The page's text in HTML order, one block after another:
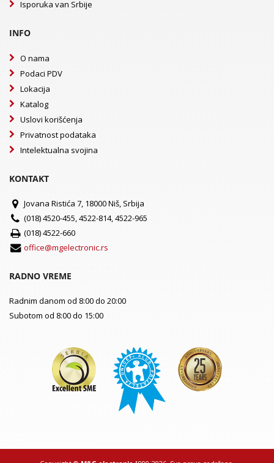
Isporuka van Srbije
INFO
O nama
Podaci PDV
Lokacija
Katalog
Uslovi korišćenja
Privatnost podataka
Intelektualna svojina
KONTAKT
Jovana Ristića 7, 18000 Niš, Srbija
(018) 4520-455, 4522-814, 4522-965
(018) 4522-660
office@mgelectronic.rs
RADNO VREME
Radnim danom od 8:00 do 20:00
Subotom od 8:00 do 15:00